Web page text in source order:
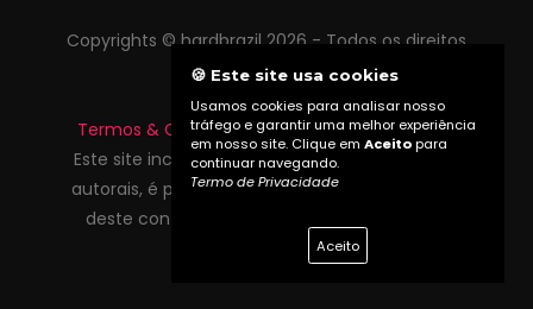
Copyrights © hardbrazil 2026 - Todos os direitos
reservados
Termos & Condições |Política de Privacidade
Este site inclui conteúdo protegido por direitos
autorais, é proibida reprodução total ou parcial
deste conteúdo sem autorização prévia do
proprietário do site.
🍪 Este site usa cookies
Usamos cookies para analisar nosso
tráfego e garantir uma melhor experiência
em nosso site. Clique em Aceitopara
continuar navegando.
Termo de Privacidade
Aceito